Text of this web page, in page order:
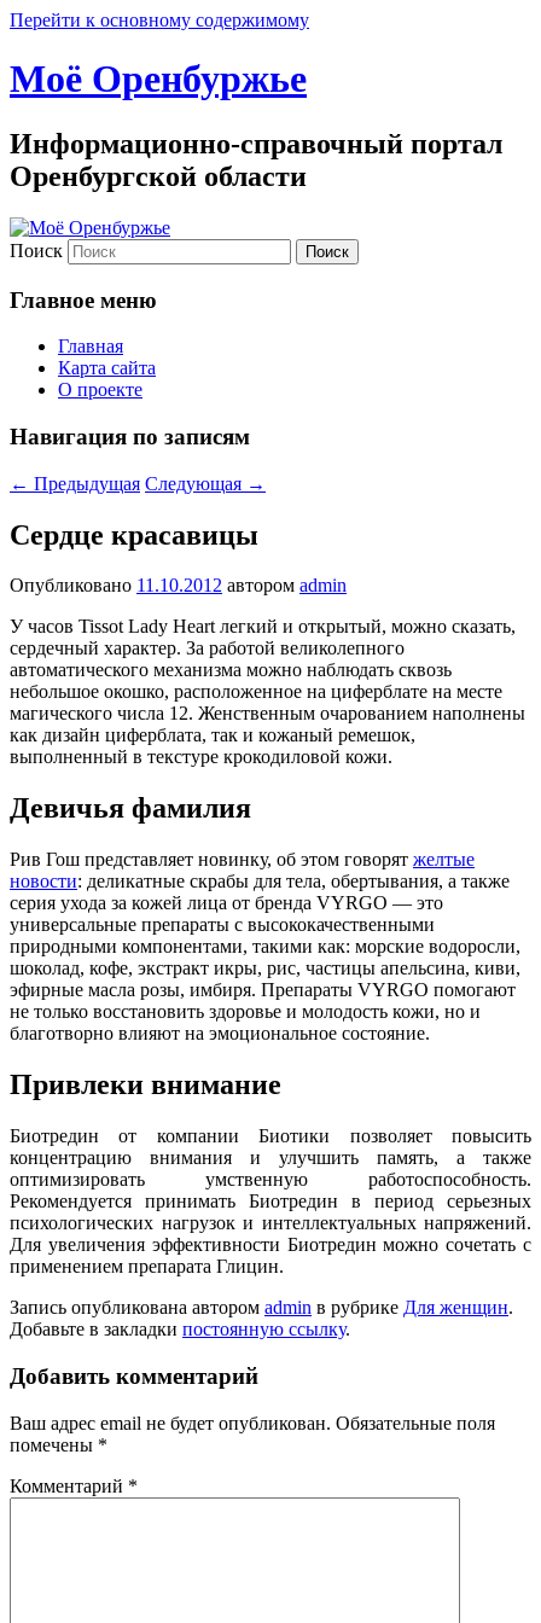
Перейти к основному содержимому
Моё Оренбуржье
Информационно-справочный портал
Оренбургской области
Поиск
Главное меню
Главная
Карта сайта
О проекте
Навигация по записям
← Предыдущая Следующая →
Сердце красавицы
Опубликовано 11.10.2012 автором admin
У часов Tissot Lady Heart легкий и открытый, можно сказать,
сердечный характер. За работой великолепного
автоматического механизма можно наблюдать сквозь
небольшое окошко, расположенное на циферблате на месте
магического числа 12. Женственным очарованием наполнены
как дизайн циферблата, так и кожаный ремешок,
выполненный в текстуре крокодиловой кожи.
Девичья фамилия
Рив Гош представляет новинку, об этом говорят желтые
новости: деликатные скрабы для тела, обертывания, а также
серия ухода за кожей лица от бренда VYRGO — это
универсальные препараты с высококачественными
природными компонентами, такими как: морские водоросли,
шоколад, кофе, экстракт икры, рис, частицы апельсина, киви,
эфирные масла розы, имбиря. Препараты VYRGO помогают
не только восстановить здоровье и молодость кожи, но и
благотворно влияют на эмоциональное состояние.
Привлеки внимание
Биотредин от компании Биотики позволяет повысить
концентрацию внимания и улучшить память, а также
оптимизировать умственную работоспособность.
Рекомендуется принимать Биотредин в период серьезных
психологических нагрузок и интеллектуальных напряжений.
Для увеличения эффективности Биотредин можно сочетать с
применением препарата Глицин.
Запись опубликована автором admin в рубрике Для женщин.
Добавьте в закладки постоянную ссылку.
Добавить комментарий
Ваш адрес email не будет опубликован. Обязательные поля
помечены *
Комментарий *